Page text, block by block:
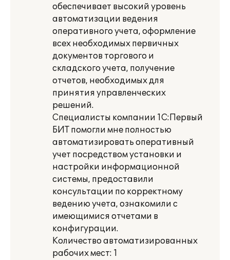
обеспечивает высокий уровень
автоматизации ведения
оперативного учета, оформление
всех необходимых первичных
документов торгового и
складского учета, получение
отчетов, необходимых для
принятия управленческих
решений.
Специалисты компании 1С:Первый
БИТ помогли мне полностью
автоматизировать оперативный
учет посредством установки и
настройки информационной
системы, предоставили
консультации по корректному
ведению учета, ознакомили с
имеющимися отчетами в
конфигурации.
Количество автоматизированных
рабочих мест: 1